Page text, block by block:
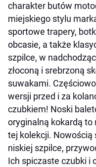
charakter butów
miejskiego stylu
sportowe trapery,
obcasie, a także
szpilce, w
złoconą i srebrzoną
suwakami.
wersji przed i za
czubkiem! Noski
oryginalną kokardą
tej kolekcji. Nowością
niskiej szpilce,
Ich spiczaste czubki i